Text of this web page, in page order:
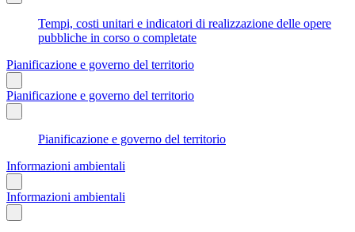
Tempi, costi unitari e indicatori di realizzazione delle opere
pubbliche in corso o completate
Pianificazione e governo del territorio
Pianificazione e governo del territorio
Pianificazione e governo del territorio
Informazioni ambientali
Informazioni ambientali